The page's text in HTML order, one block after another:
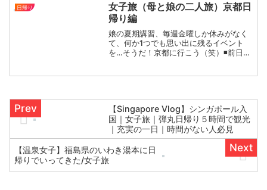
日帰り
女子旅（母と娘の二人旅）京都日
帰り編
娘の夏期講習、毎週金曜しか休みがなく
て、何か1つでも思い出に残るイベント
を…そうだ！京都に行こう（笑）◾️前日午
【Singapore Vlog】シンガポール入
国｜女子旅｜弾丸日帰り５時間で観光
｜充実の一日｜時間がない人必見
【温泉女子】福島県のいわき湯本に日
帰りでいってきた/女子旅